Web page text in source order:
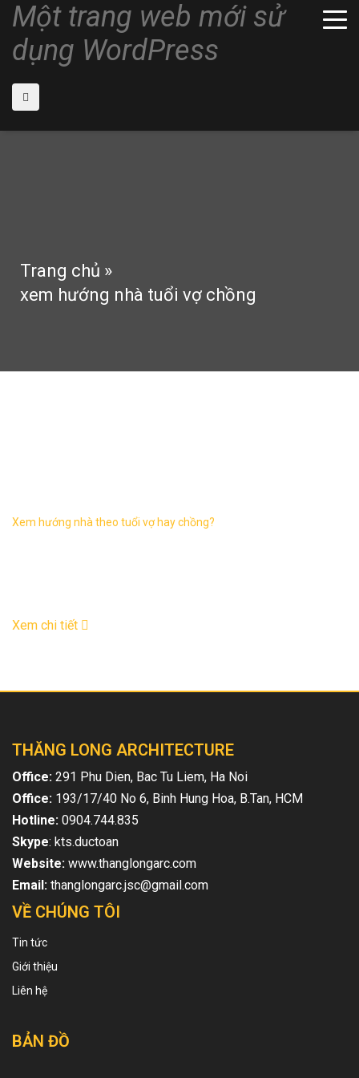
Một trang web mới sử
dụng WordPress
Trang chủ »
xem hướng nhà tuổi vợ chồng
Xem hướng nhà theo tuổi vợ hay chồng?
Xem chi tiết
THĂNG LONG ARCHITECTURE
Office: 291 Phu Dien, Bac Tu Liem, Ha Noi
Office: 193/17/40 No 6, Binh Hung Hoa, B.Tan, HCM
Hotline: 0904.744.835
Skype: kts.ductoan
Website: www.thanglongarc.com
Email: thanglongarc.jsc@gmail.com
VỀ CHÚNG TÔI
Tin tức
Giới thiệu
Liên hệ
BẢN ĐỒ